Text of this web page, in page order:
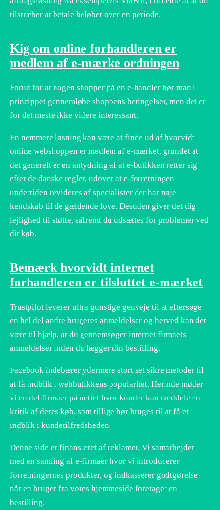
tilstræber at betale beløbet over en periode.
Kig om online forhandleren er
medlem af e-mærke ordningen
Forud for at nogen shopper på en e-handler bør man i
princippet gennemløbe shoppens betingelser, men det er
for det meste ikke videre interessant.
En nemmere løsning kan være at finde ud af hvorvidt
online webshoppen er medlem af e-mærket, grundet at
det generelt er en antydning af at e-butikken retter sig
efter de danske regler, udover at e-forretningen
undertiden revideres af specialister der har nøje
kendskab til de gældende love. Desuden giver det dig
lejlighed til støtte, såfremt du udsættes for problemer ved
dit køb.
Bemærk hvorvidt internet
forhandleren er tilsluttet e-mærket
Trustpilot leverer ultra gunstige genveje til at eftersøge
en hel del andre brugeres anmeldelser og herved kan det
være til hjælp, at du gennemsøger internet firmaets
anmeldelser inden du lægger din bestilling.
Facebook indebærer ydermere stort set sikre metoder til
at få indblik i webbutikkens popularitet. Herinde møder
vi en del firmaer på nettet hvor kunder kan meddele en
kritik af deres køb, som tillige bør bruges til at få et
indblik i kundetilfredsheden.
Denne side er finansieret af reklamer. Vi samarbejder
med en samling af e-firmaer hvor vi introducerer
forretningernes produkter, og indkasserer godtgørelse
når en bruger fra vores hjemmeside foretager en
bestilling.